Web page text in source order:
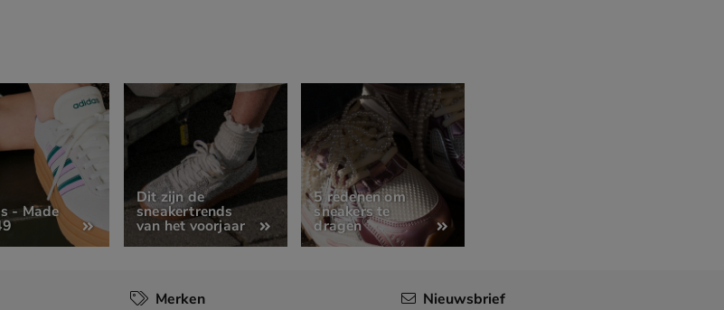
- Made
Dit zijn de
sneakertrends
van het voorjaar
5 redenen om
sneakers te
dragen
Merken Nieuwsbrief